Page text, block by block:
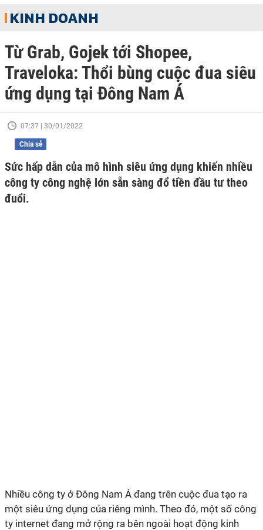
KINH DOANH
Từ Grab, Gojek tới Shopee,
Traveloka: Thổi bùng cuộc đua siêu
ứng dụng tại Đông Nam Á
07:37 | 30/01/2022
Chia sẻ
Sức hấp dẫn của mô hình siêu ứng dụng khiến nhiều
công ty công nghệ lớn sẵn sàng đổ tiền đầu tư theo
đuổi.
Nhiều công ty ở Đông Nam Á đang trên cuộc đua tạo ra
một siêu ứng dụng của riêng mình. Theo đó, một số công
ty internet đang mở rộng ra bên ngoài hoạt động kinh